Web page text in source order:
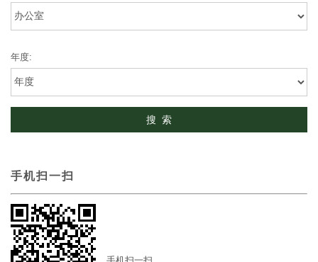
年度:
手机扫一扫